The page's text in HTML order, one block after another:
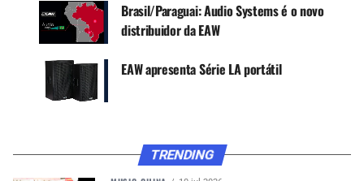
equipe; ele traz décadas de experiência
profissional em áudio e som ao vivo para a EAW e
Brasil/Paraguai: Audio Systems é o novo
distribuidor da EAW
EAW apresenta Série LA portátil
TRENDING